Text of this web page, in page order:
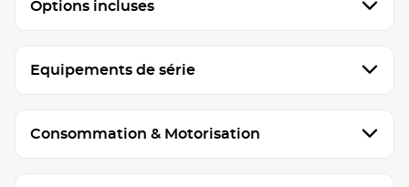
Options incluses
Equipements de série
Consommation & Motorisation